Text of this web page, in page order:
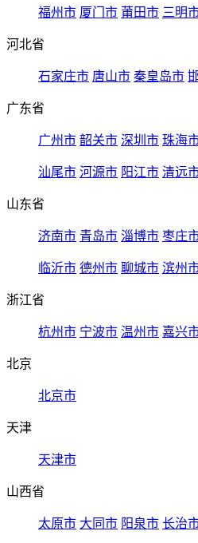
福州市 厦门市 莆田市 三明
河北省
石家庄市 唐山市 秦皇岛市
广东省
广州市 韶关市 深圳市 珠海
汕尾市 河源市 阳江市 清远
山东省
济南市 青岛市 淄博市 枣庄
临沂市 德州市 聊城市 滨州
浙江省
杭州市 宁波市 温州市 嘉兴
北京
北京市
天津
天津市
山西省
太原市 大同市 阳泉市 长治